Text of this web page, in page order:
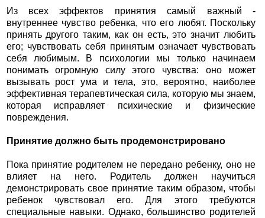
Из всех эффектов принятия самый важный -
внутреннее чувство ребенка, что его любят. Поскольку
принять другого таким, как он есть, это значит любить
его; чувствовать себя принятым означает чувствовать
себя любимым. В психологии мы только начинаем
понимать огромную силу этого чувства: оно может
вызывать рост ума и тела, это, вероятно, наиболее
эффективная терапевтическая сила, которую мы знаем,
которая исправляет психические и физические
повреждения.
Принятие должно быть продемонстрировано
Пока принятие родителем не передано ребенку, оно не
влияет на него. Родитель должен научиться
демонстрировать свое принятие таким образом, чтобы
ребенок чувствовал его. Для этого требуются
специальные навыки. Однако, большинство родителей